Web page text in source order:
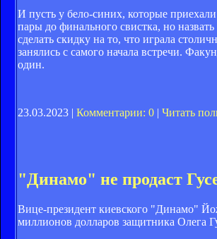
И пусть у бело-синих, которые
пары до финального свистка, но
сделать скидку на то, что играла
занялись с самого начала встречи.
один.
23.03.2023 | Комментарии: 0 | Читать
"Динамо" не продаст
Вице-президент киевского "Динамо"
миллионов долларов защитника Олега